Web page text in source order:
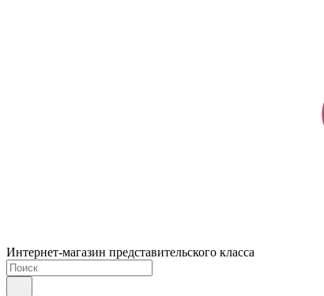
Интернет-магазин представительского класса